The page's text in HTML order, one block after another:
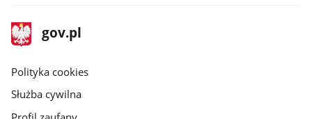
stopka
gov.pl
Strona
gov.pl
gov.pl
Polityka cookies
Służba cywilna